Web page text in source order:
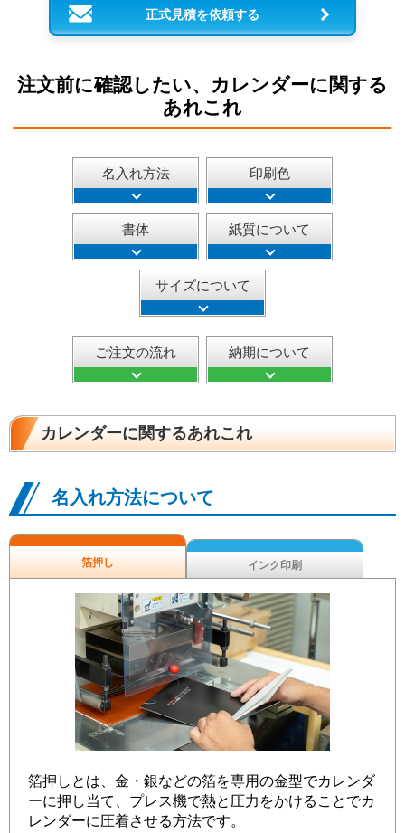
正式見積を依頼する
注文前に確認したい、カレンダーに関する
あれこれ
名入れ方法 印刷色
書体 紙質について
サイズについて
ご注文の流れ 納期について
カレンダーに関するあれこれ
名入れ方法について
箔押し インク印刷
箔押しとは、金・銀などの箔を専用の金型でカレンダ
ーに押し当て、プレス機で熱と圧力をかけることでカ
レンダーに圧着させる方法です。